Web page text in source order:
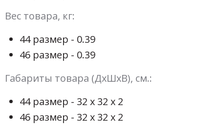
Вес товара, кг:
44 размер - 0.39
46 размер - 0.39
Габариты товара (ДхШхВ), см.:
44 размер - 32 х 32 х 2
46 размер - 32 х 32 х 2